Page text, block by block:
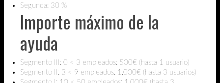
Segunda: 30 %
Importe máximo de la
ayuda
Segmento III: 0 < 3 empleados: 500€ (hasta 1 usuario)
Segmento II: 3 < 9 empleados: 1.000€ (hasta 3 usuarios)